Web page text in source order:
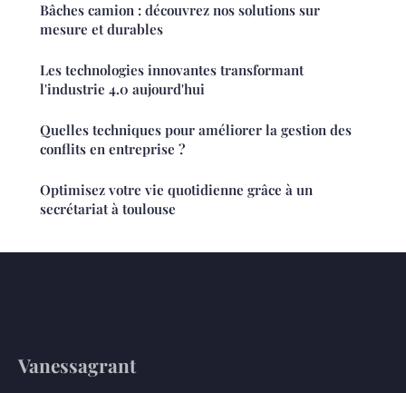
Bâches camion : découvrez nos solutions sur
mesure et durables
Les technologies innovantes transformant
l'industrie 4.0 aujourd'hui
Quelles techniques pour améliorer la gestion des
conflits en entreprise ?
Optimisez votre vie quotidienne grâce à un
secrétariat à toulouse
Vanessagrant